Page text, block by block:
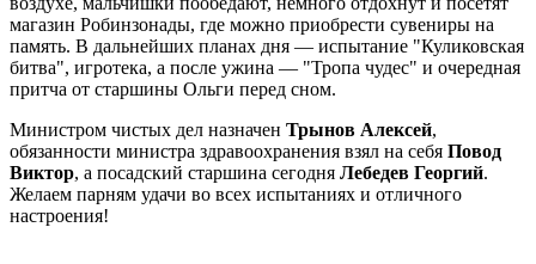
магазин Робинзонады, где можно приобрести сувениры на
память. В дальнейших планах дня — испытание "Куликовская
битва", игротека, а после ужина — "Тропа чудес" и очередная
притча от старшины Ольги перед сном.
Министром чистых дел назначен Трынов Алексей,
обязанности министра здравоохранения взял на себя Повод
Виктор, а посадский старшина сегодня Лебедев Георгий.
Желаем парням удачи во всех испытаниях и отличного
настроения!